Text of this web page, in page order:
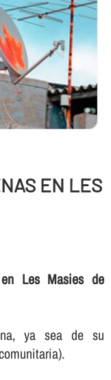
EN LES
Les Masies de
ya sea de su